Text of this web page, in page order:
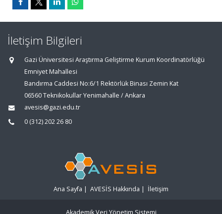
İletişim Bilgileri
Gazi Üniversitesi Araştırma Geliştirme Kurum Koordinatörlüğü
Emniyet Mahallesi
Bandırma Caddesi No:6/1 Rektörlük Binası Zemin Kat
06560 Teknikokullar Yenimahalle / Ankara
avesis@gazi.edu.tr
0 (312) 202 26 80
Ana Sayfa | AVESİS Hakkında | İletişim
Akademik Veri Yönetim Sistemi